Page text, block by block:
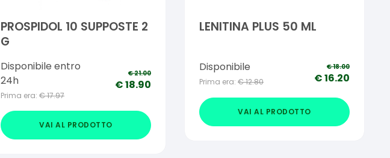
PROSPIDOL 10 SUPPOSTE 2
G
Disponibile entro
24h
Prima era: €17.97
€21.00
€18.90
VAI AL PRODOTTO
LENITINA PLUS 50 ML
Disponibile
Prima era: €12.80
€18.00
€16.20
VAI AL PRODOTTO